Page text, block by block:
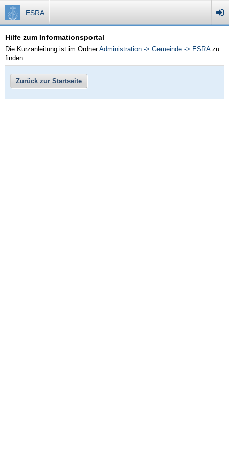
ESRA
Hilfe zum Informationsportal
Die Kurzanleitung ist im OrdnerAdministration -> Gemeinde -> ESRAzu
finden.
Zurück zur Startseite